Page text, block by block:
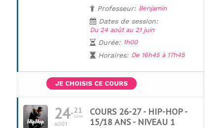
Professeur: Benjamin
Dates de session:
Du 24 août au 21 juin
Durée: 1h00
Horaires: De 16h45 à 17h45
JE CHOISIS CE COURS
24
AOÛT
21
JUIN
COURS 26-27 - HIP-HOP -
15/18 ANS - NIVEAU 1